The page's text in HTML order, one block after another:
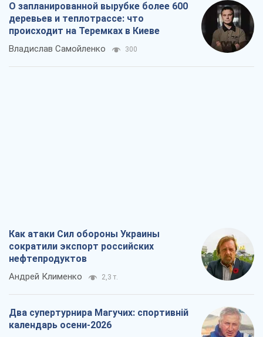
О запланированной вырубке более 600
деревьев и теплотрассе: что
происходит на Теремках в Киеве
Владислав Самойленко 300
Как атаки Сил обороны Украины
сократили экспорт российских
нефтепродуктов
Андрей Клименко 2,3 т.
Два супертурнира Магучих: спортивній
календарь осени-2026